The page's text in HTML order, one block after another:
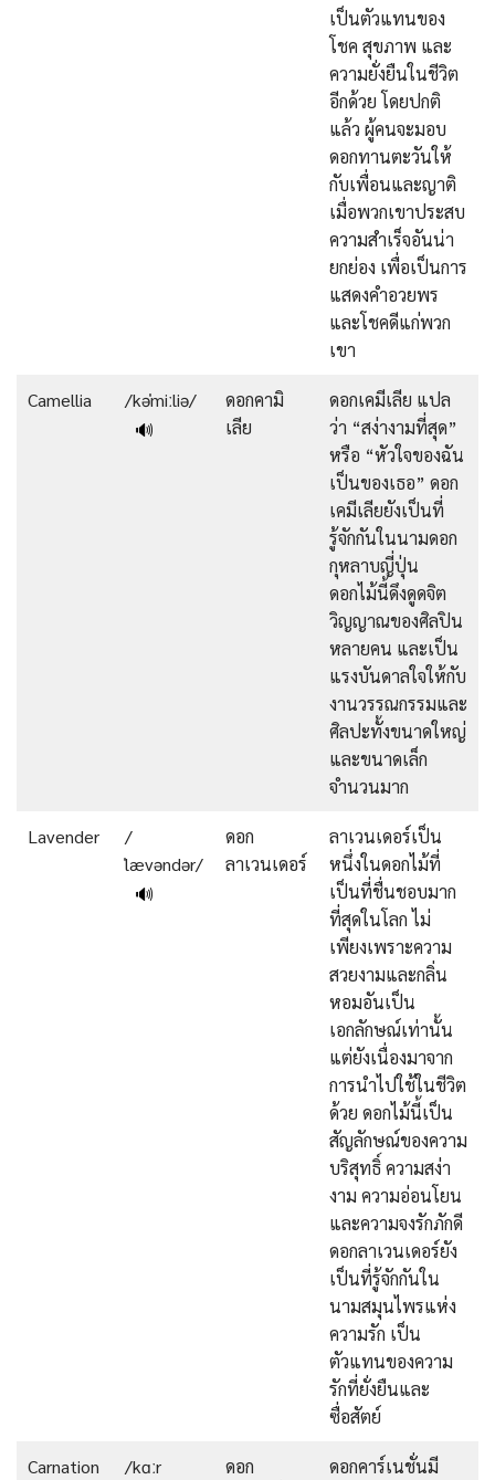
เป็นตัวแทนของ
โชค สุขภาพ และ
ความยั่งยืนในชีวิต
อีกด้วย โดยปกติ
แล้ว ผู้คนจะมอบ
ดอกทานตะวันให้
กับเพื่อนและญาติ
เมื่อพวกเขาประสบ
ความสำเร็จอันน่า
ยกย่อง เพื่อเป็นการ
แสดงคำอวยพร
และโชคดีแก่พวก
เขา
Camellia
/kəˈmiːliə/
🔊
ดอกคามิ
เลีย
ดอกเคมีเลีย แปล
ว่า “สง่างามที่สุด”
หรือ “หัวใจของฉัน
เป็นของเธอ” ดอก
เคมีเลียยังเป็นที่
รู้จักกันในนามดอก
กุหลาบญี่ปุ่น
ดอกไม้นี้ดึงดูดจิต
วิญญาณของศิลปิน
หลายคน และเป็น
แรงบันดาลใจให้กับ
งานวรรณกรรมและ
ศิลปะทั้งขนาดใหญ่
และขนาดเล็ก
จำนวนมาก
Lavender
/
ˈlævəndər/
🔊
ดอก
ลาเวนเดอร์
ลาเวนเดอร์เป็น
หนึ่งในดอกไม้ที่
เป็นที่ชื่นชอบมาก
ที่สุดในโลก ไม่
เพียงเพราะความ
สวยงามและกลิ่น
หอมอันเป็น
เอกลักษณ์เท่านั้น
แต่ยังเนื่องมาจาก
การนำไปใช้ในชีวิต
ด้วย ดอกไม้นี้เป็น
สัญลักษณ์ของความ
บริสุทธิ์ ความสง่า
งาม ความอ่อนโยน
และความจงรักภักดี
ดอกลาเวนเดอร์ยัง
เป็นที่รู้จักกันใน
นามสมุนไพรแห่ง
ความรัก เป็น
ตัวแทนของความ
รักที่ยั่งยืนและ
ซื่อสัตย์
Carnation
/kɑːr
ดอก
ดอกคาร์เนชั่นมี